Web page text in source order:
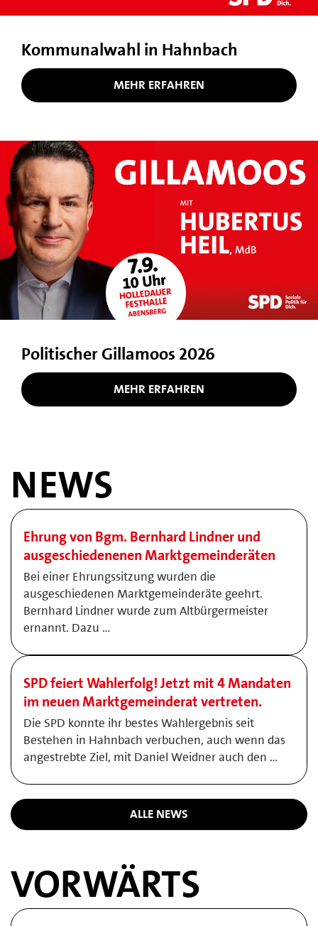
Kommunalwahl in Hahnbach
MEHR ERFAHREN
Politischer Gillamoos 2026
MEHR ERFAHREN
NEWS
Ehrung von Bgm. Bernhard Lindner und
ausgeschiedenenen Marktgemeinderäten
Bei einer Ehrungssitzung wurden die
ausgeschiedenen Marktgemeinderäte geehrt.
Bernhard Lindner wurde zum Altbürgermeister
ernannt. Dazu …
SPD feiert Wahlerfolg! Jetzt mit 4 Mandaten
im neuen Marktgemeinderat vertreten.
Die SPD konnte ihr bestes Wahlergebnis seit
Bestehen in Hahnbach verbuchen, auch wenn das
angestrebte Ziel, mit Daniel Weidner auch den …
ALLE NEWS
VORWÄRTS